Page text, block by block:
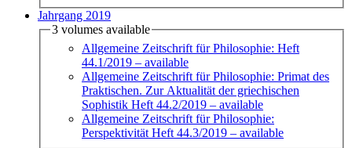
Jahrgang 2019
3 volumes available
Allgemeine Zeitschrift für Philosophie: Heft
44.1/2019 – available
Allgemeine Zeitschrift für Philosophie: Primat des
Praktischen. Zur Aktualität der griechischen
Sophistik Heft 44.2/2019 – available
Allgemeine Zeitschrift für Philosophie:
Perspektivität Heft 44.3/2019 – available